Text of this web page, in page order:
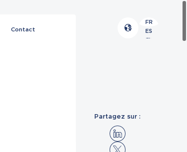
Contact
ES
EN
FR
Partagez sur :